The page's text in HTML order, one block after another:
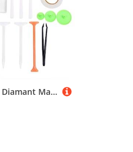
Gadpiparty 1 Satz Diamant Malerei Werkzeugset DIY Perlenmalerei Zubehör mit Präzisem Design für Effektives Arbeiten für Kunsthandwerk und Stickerei